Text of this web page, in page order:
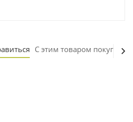
С этим товаром покупают